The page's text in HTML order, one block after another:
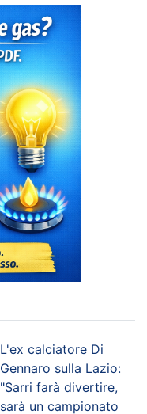
L'ex calciatore Di
Gennaro sulla Lazio:
"Sarri farà divertire,
sarà un campionato